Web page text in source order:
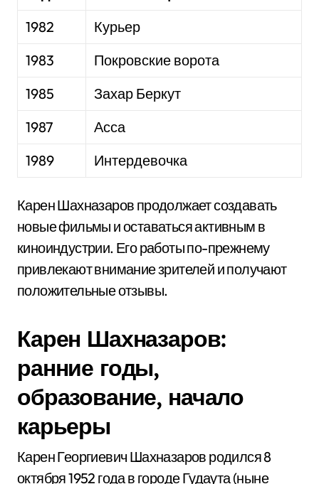
1982
Курьер
1983
Покровские ворота
1985
Захар Беркут
1987
Асса
1989
Интердевочка
Карен Шахназаров продолжает создавать
новые фильмы и оставаться активным в
киноиндустрии. Его работы по-прежнему
привлекают внимание зрителей и получают
положительные отзывы.
Карен Шахназаров:
ранние годы,
образование, начало
карьеры
Карен Георгиевич Шахназаров родился 8
октября 1952 года в городе Гудаута (ныне